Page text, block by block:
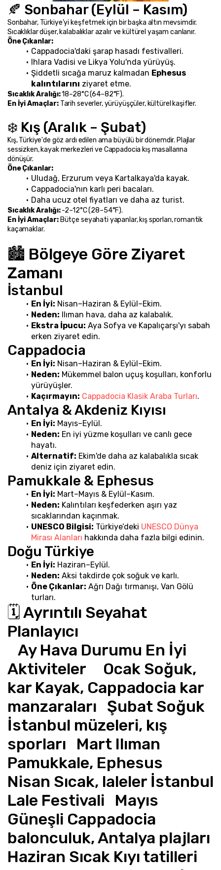
🍂 Sonbahar (Eylül – Kasım)
Sonbahar, Türkiye'yi keşfetmek için bir başka altın mevsimdir.
Sıcaklıklar düşer, kalabalıklar azalır ve kültürel yaşam canlanır.
Öne Çıkanlar:
Cappadocia'daki şarap hasadı festivalleri.
Ihlara Vadisi ve Likya Yolu'nda yürüyüş.
Şiddetli sıcağa maruz kalmadan Ephesus
kalıntılarını ziyaret etme.
Sıcaklık Aralığı: 18–28°C (64–82°F).
En İyi Amaçlar: Tarih severler, yürüyüşçüler, kültürel kaşifler.
❄️ Kış (Aralık – Şubat)
Kış, Türkiye'de göz ardı edilen ama büyülü bir dönemdir. Plajlar
sessizken, kayak merkezleri ve Cappadocia kış masallarına
dönüşür.
Öne Çıkanlar:
Uludağ, Erzurum veya Kartalkaya'da kayak.
Cappadocia'nın karlı peri bacaları.
Daha ucuz otel fiyatları ve daha az turist.
Sıcaklık Aralığı: -2–12°C (28–54°F).
En İyi Amaçlar: Bütçe seyahati yapanlar, kış sporları, romantik
kaçamaklar.
🏙️ Bölgeye Göre Ziyaret
Zamanı
İstanbul
En İyi: Nisan–Haziran & Eylül–Ekim.
Neden: Ilıman hava, daha az kalabalık.
Ekstra İpucu: Aya Sofya ve Kapalıçarşı'yı sabah
erken ziyaret edin.
Cappadocia
En İyi: Nisan–Haziran & Eylül–Ekim.
Neden: Mükemmel balon uçuş koşulları, konforlu
yürüyüşler.
Kaçırmayın: Cappadocia Klasik Araba Turları.
Antalya & Akdeniz Kıyısı
En İyi: Mayıs–Eylül.
Neden: En iyi yüzme koşulları ve canlı gece
hayatı.
Alternatif: Ekim'de daha az kalabalıkla sıcak
deniz için ziyaret edin.
Pamukkale & Ephesus
En İyi: Mart–Mayıs & Eylül–Kasım.
Neden: Kalıntıları keşfederken aşırı yaz
sıcaklarından kaçınmak.
UNESCO Bilgisi: Türkiye’deki UNESCO Dünya
Mirası Alanları hakkında daha fazla bilgi edinin.
Doğu Türkiye
En İyi: Haziran–Eylül.
Neden: Aksi takdirde çok soğuk ve karlı.
Öne Çıkanlar: Ağrı Dağı tırmanışı, Van Gölü
turları.
🗓️ Ayrıntılı Seyahat
Planlayıcı
Aktiviteler     Ocak Soğuk,
kar Kayak, Cappadocia kar
manzaraları   Şubat Soğuk
İstanbul müzeleri, kış
sporları   Mart Ilıman
Pamukkale, Ephesus
Nisan Sıcak, laleler İstanbul
Lale Festivali   Mayıs
Güneşli Cappadocia
balonculuk, Antalya plajları
Haziran Sıcak Kıyı tatilleri